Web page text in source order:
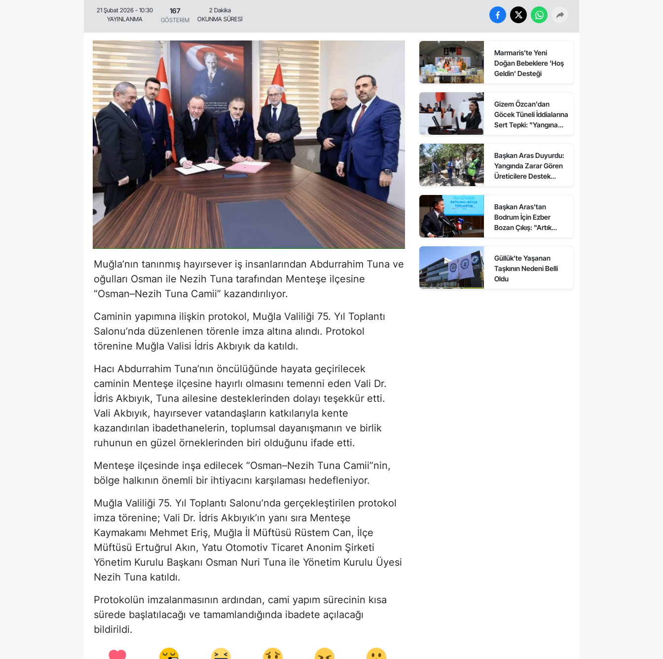
21 Şubat 2026 - 10:30
YAYINLANMA
167
GÖSTERİM
2 Dakika
OKUNMA SÜRESİ
Muğla’nın tanınmış hayırsever iş insanlarından Abdurrahim Tuna ve
oğulları Osman ile Nezih Tuna tarafından Menteşe ilçesine
“Osman–Nezih Tuna Camii” kazandırılıyor.
Caminin yapımına ilişkin protokol, Muğla Valiliği 75. Yıl Toplantı
Salonu’nda düzenlenen törenle imza altına alındı. Protokol
törenine Muğla Valisi İdris Akbıyık da katıldı.
Hacı Abdurrahim Tuna’nın öncülüğünde hayata geçirilecek
caminin Menteşe ilçesine hayırlı olmasını temenni eden Vali Dr.
İdris Akbıyık, Tuna ailesine desteklerinden dolayı teşekkür etti.
Vali Akbıyık, hayırsever vatandaşların katkılarıyla kente
kazandırılan ibadethanelerin, toplumsal dayanışmanın ve birlik
ruhunun en güzel örneklerinden biri olduğunu ifade etti.
Menteşe ilçesinde inşa edilecek “Osman–Nezih Tuna Camii”nin,
bölge halkının önemli bir ihtiyacını karşılaması hedefleniyor.
Muğla Valiliği 75. Yıl Toplantı Salonu’nda gerçekleştirilen protokol
imza törenine; Vali Dr. İdris Akbıyık’ın yanı sıra Menteşe
Kaymakamı Mehmet Eriş, Muğla İl Müftüsü Rüstem Can, İlçe
Müftüsü Ertuğrul Akın, Yatu Otomotiv Ticaret Anonim Şirketi
Yönetim Kurulu Başkanı Osman Nuri Tuna ile Yönetim Kurulu Üyesi
Nezih Tuna katıldı.
Protokolün imzalanmasının ardından, cami yapım sürecinin kısa
sürede başlatılacağı ve tamamlandığında ibadete açılacağı
bildirildi.
Marmaris'te Yeni
Doğan Bebeklere 'Hoş
Geldin' Desteği
Gizem Özcan'dan
Göcek Tüneli İddialarına
Sert Tepki: "Yangına
Edilemez"
Başkan Aras Duyurdu:
Yangında Zarar Gören
Üreticilere Destek
Başkan Aras'tan
Bodrum İçin Ezber
Bozan Çıkış: "Artık
Güllük'te Yaşanan
Taşkının Nedeni Belli
Oldu